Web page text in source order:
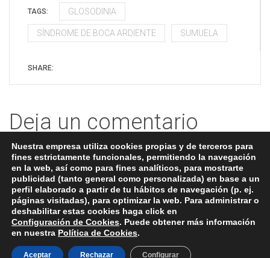
abre
en
ventana
nueva)
abre
una
ventana
nueva)
abre
en
una
ventana
nueva)
abre
en
una
ventana
nueva)
TAGS: GLOSODINIA
SÍNDROME DE BOCA ARDIENTE SUMUELA
SHARE:
Deja un comentario
Lo siento, debes estarconectadopara publicar un
comentario.
|Aviso legal|Política de privacidad|Política de cookies
Implementado porxeral.net
Nuestra empresa utiliza cookies propias y de terceros para
fines estrictamente funcionales, permitiendo la navegación
en la web, así como para fines analíticos, para mostrarte
publicidad (tanto general como personalizada) en base a un
perfil elaborado a partir de tu hábitos de navegación (p. ej.
páginas visitadas), para optimizar la web. Para administrar o
deshabilitar estas cookies haga click en
Configuración de Cookies. Puede obtener más información
en nuestra Política de Cookies.
Aceptar Rechazar Configurar